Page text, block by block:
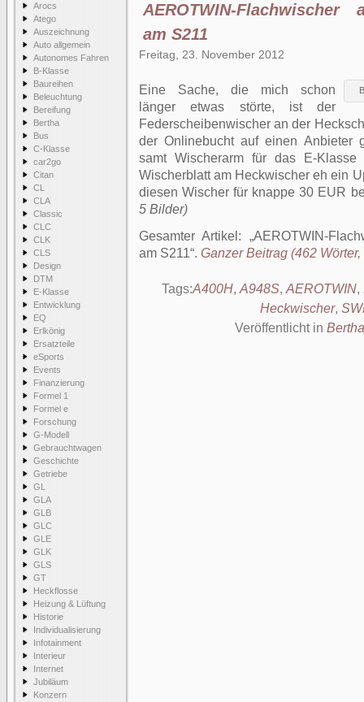
Arocs
Atego
Auszeichnung
Auto allgemein
Autonomes Fahren
B-Klasse
Baureihen
Beleuchtung
Bereifung
Bertha
Bus
C-Klasse
car2go
Citan
CL
CLA
Classic
CLC
CLK
CLS
Design
DTM
E-Klasse
Entwicklung
EQ
Erlkönig
Ersatzteile
eSports
Events
Finanzierung
Formel 1
Formel e
Forschung
G-Modell
Gebrauchtwagen
Geschichte
Getriebe
GL
GLA
GLB
GLC
GLE
GLK
GLS
GT
Heckflosse
Heizung & Lüftung
Historie
Individualisierung
Infotainment
Interieur
Internet
Jubiläum
Konzern
AEROTWIN-Flachwischer
am S211
Freitag, 23. November 2012
Eine Sache, die mich schon
länger etwas störte, ist der
Federscheibenwischer an der
der Onlinebucht auf einen Anbieter
samt Wischerarm für das E-
Wischerblatt am Heckwischer eh ein
diesen Wischer für knappe 30 EUR
5 Bilder)
Gesamter Artikel:
AEROTWIN-
am S211 . Ganzer Beitrag (462
Tags:A400H, A948S, AEROTWIN,
Heckwischer,
Veröffentlicht in Bertha